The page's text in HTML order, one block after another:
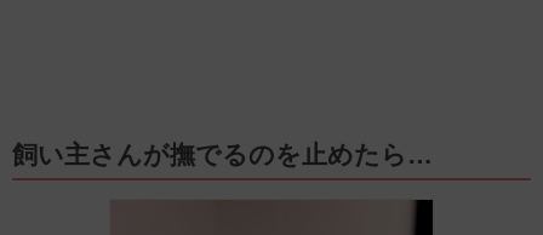
飼い主さんが撫でるのを止めたら…